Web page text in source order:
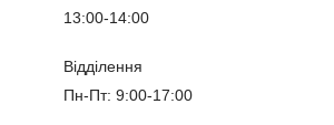
13:00-14:00
Відділення
Пн-Пт: 9:00-17:00